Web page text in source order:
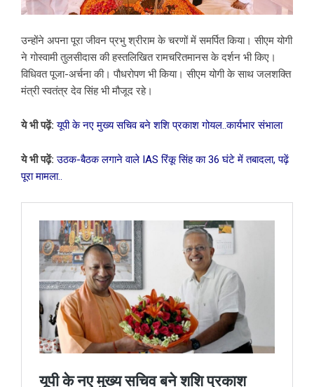
उन्होंने अपना पूरा जीवन प्रभु श्रीराम के चरणों में समर्पित किया। सीएम योगी
ने गोस्वामी तुलसीदास की हस्तलिखित रामचरितमानस के दर्शन भी किए।
विधिवत पूजा-अर्चना की। पौधरोपण भी किया। सीएम योगी के साथ जलशक्ति
मंत्री स्वतंत्र देव सिंह भी मौजूद रहे।
ये भी पढ़ें:यूपी के नए मुख्य सचिव बने शशि प्रकाश गोयल..कार्यभार संभाला
ये भी पढ़ें:उठक-बैठक लगाने वाले IAS रिंकू सिंह का 36 घंटे में तबादला, पढ़ें
पूरा मामला..